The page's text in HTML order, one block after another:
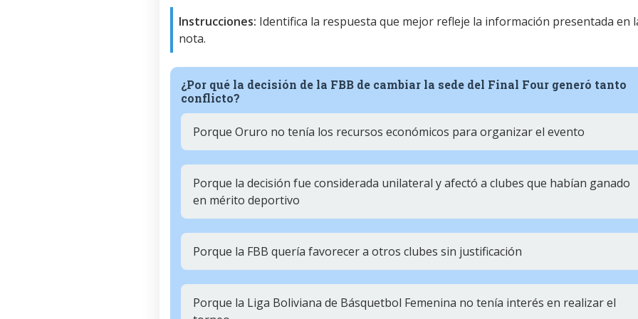
Instrucciones: Identifica la respuesta que mejor refleje la información presentada en
nota.
¿Por qué la decisión de la FBB de cambiar la sede del Final Four generó tanto
conflicto?
Porque Oruro no tenía los recursos económicos para organizar el evento
Porque la decisión fue considerada unilateral y afectó a clubes que habían ganado
en mérito deportivo
Porque la FBB quería favorecer a otros clubes sin justificación
Porque la Liga Boliviana de Básquetbol Femenina no tenía interés en realizar el